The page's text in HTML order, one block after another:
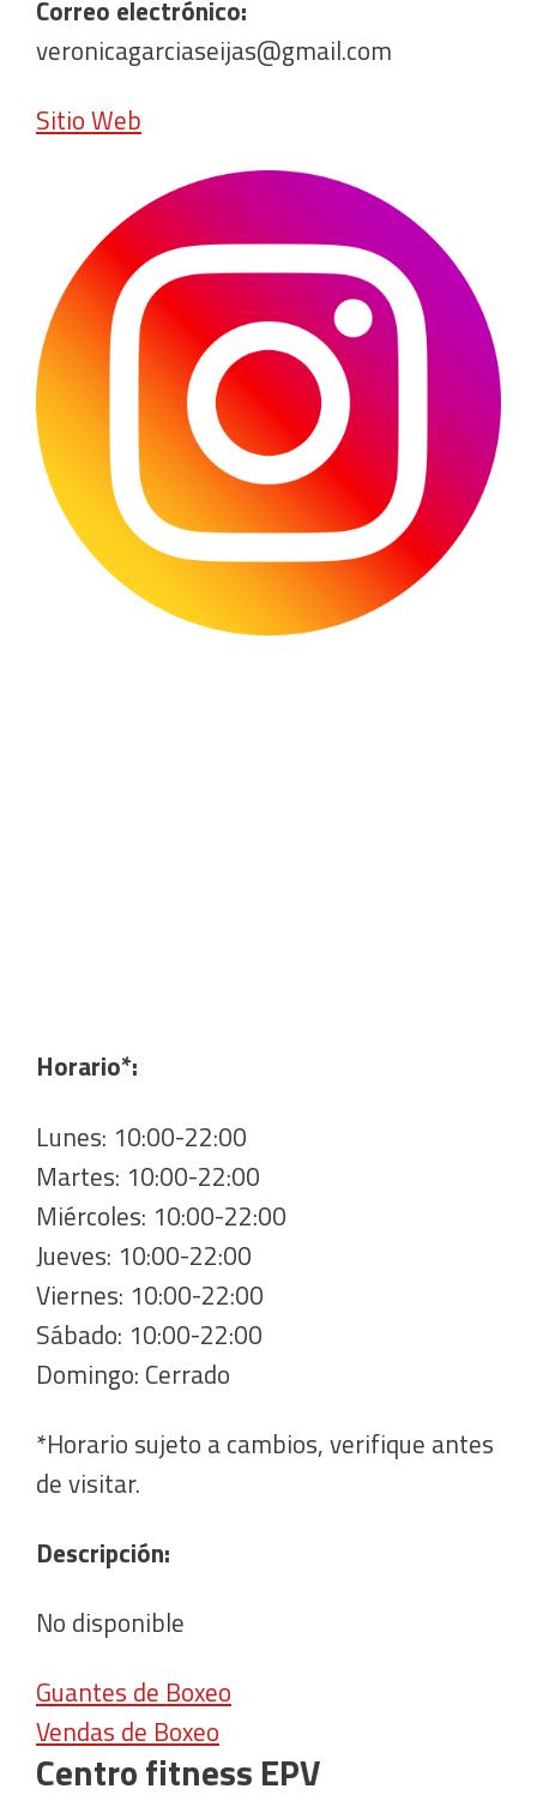
Correo electrónico:
veronicagarciaseijas@gmail.com
Sitio Web
Horario*:
Lunes: 10:00-22:00
Martes: 10:00-22:00
Miércoles: 10:00-22:00
Jueves: 10:00-22:00
Viernes: 10:00-22:00
Sábado: 10:00-22:00
Domingo: Cerrado
*Horario sujeto a cambios, verifique antes
de visitar.
Descripción:
No disponible
Guantes de Boxeo
Vendas de Boxeo
Centro fitness EPV